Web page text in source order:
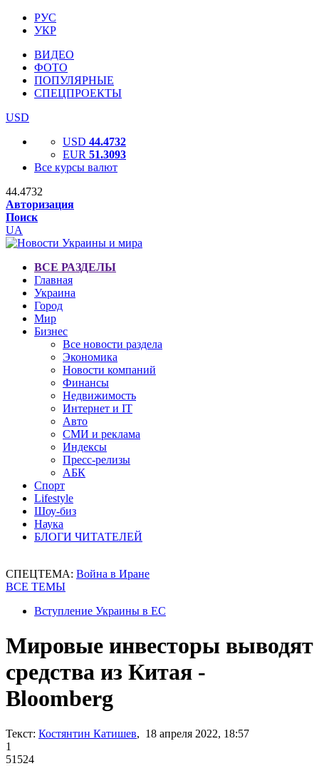
РУС
УКР
ВИДЕО
ФОТО
ПОПУЛЯРНЫЕ
СПЕЦПРОЕКТЫ
USD
USD 44.4732
EUR 51.3093
Все курсы валют
44.4732
Авторизация
Поиск
UA
ВСЕ РАЗДЕЛЫ
Главная
Украина
Город
Мир
Бизнес
Все новости раздела
Экономика
Новости компаний
Финансы
Недвижимость
Интернет и IT
Авто
СМИ и реклама
Индексы
Пресс-релизы
АБК
Спорт
Lifestyle
Шоу-биз
Наука
БЛОГИ ЧИТАТЕЛЕЙ
СПЕЦТЕМА: Война в Иране
ВСЕ ТЕМЫ
Вступление Украины в ЕС
Мировые инвесторы выводят
средства из Китая -
Bloomberg
Текст: Костянтин Катишев, 18 апреля 2022, 18:57
1
51524